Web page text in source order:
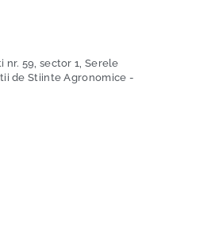
nr. 59, sector 1, Serele
de Stiinte Agronomice -